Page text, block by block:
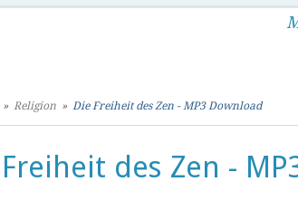
Religion » Die Freiheit des Zen - MP3 Download
des Zen -